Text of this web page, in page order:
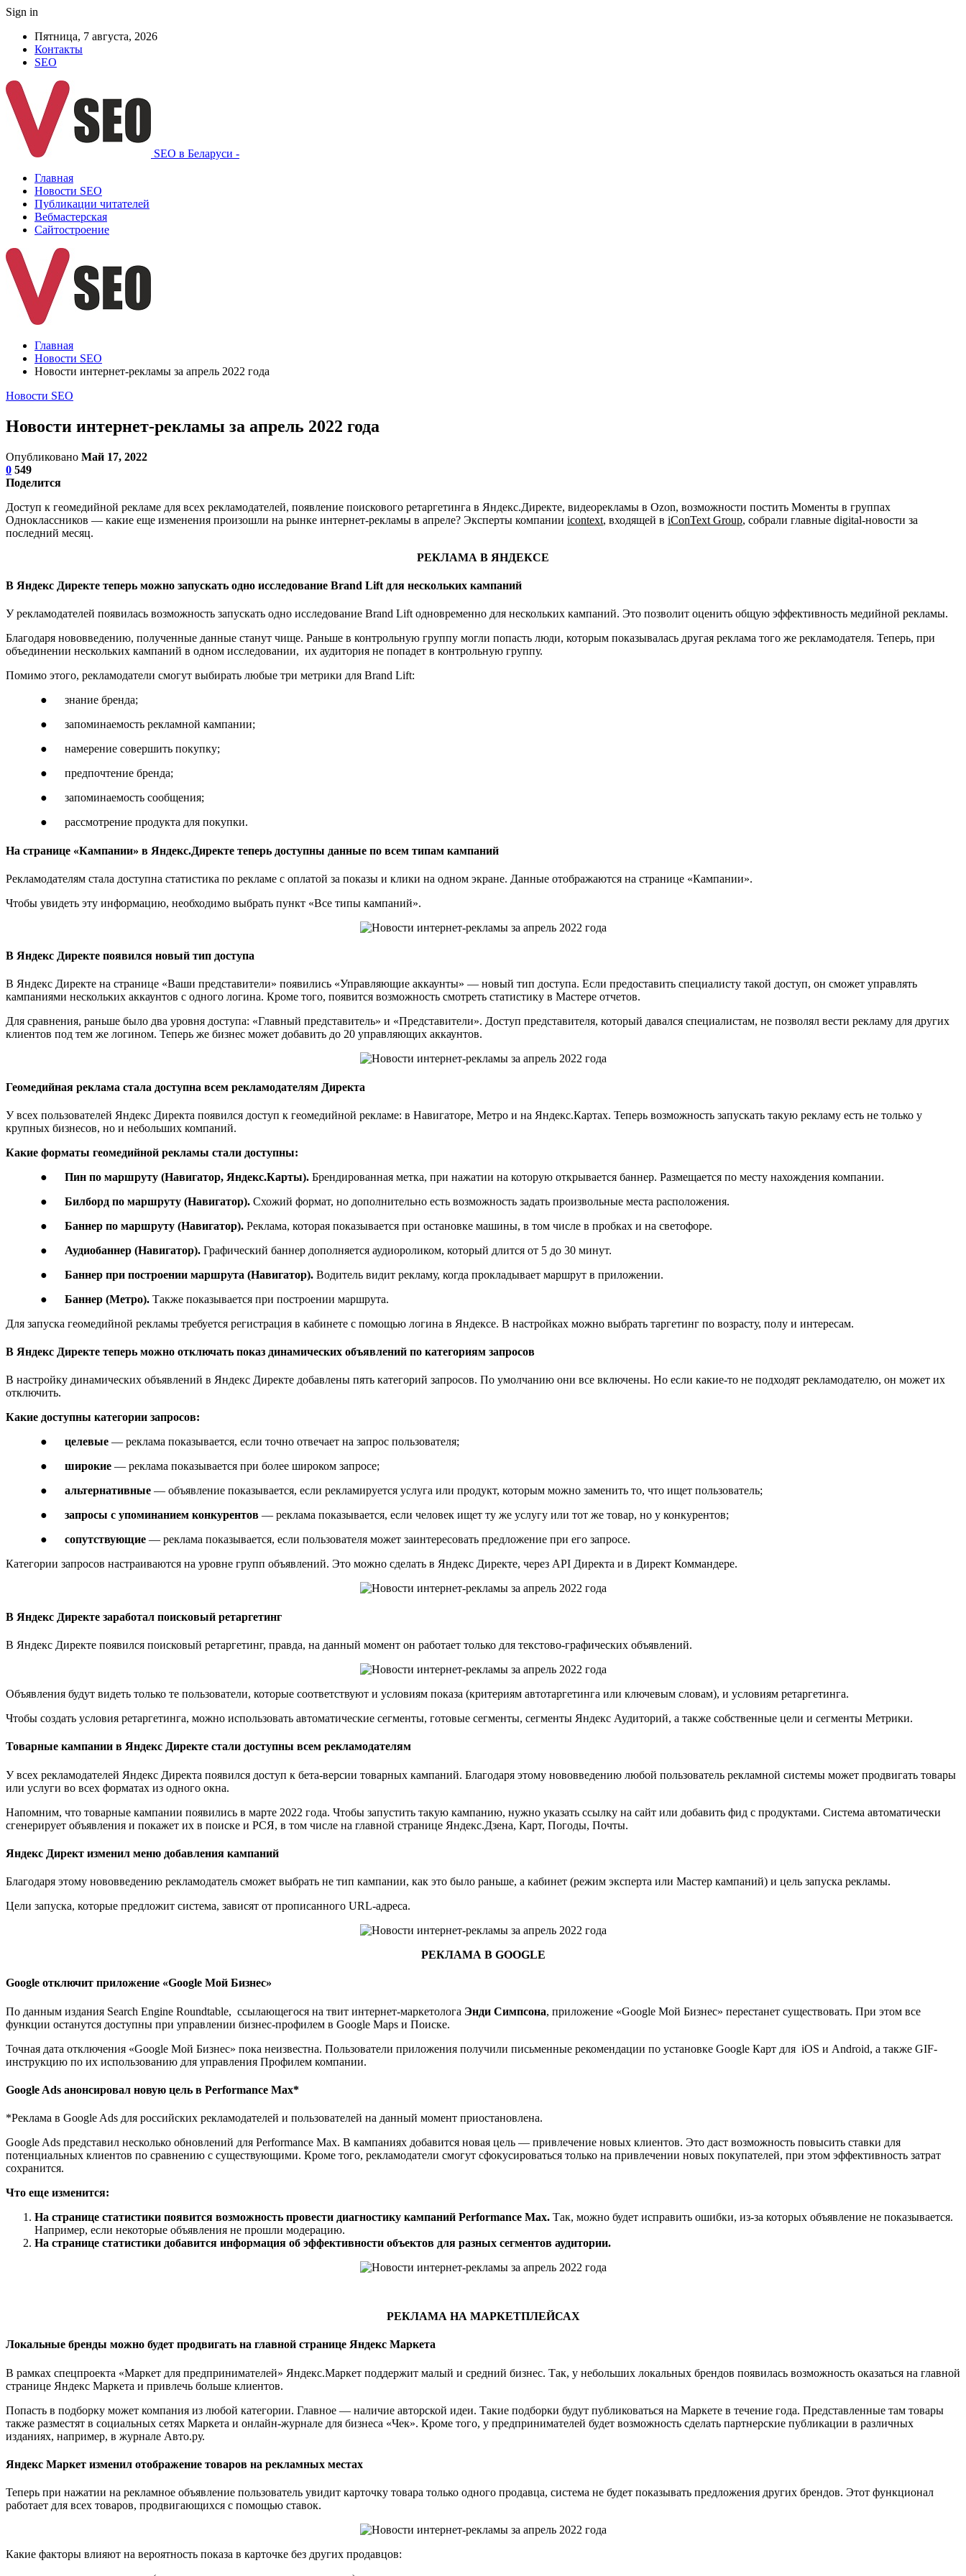
Sign in
Пятница, 7 августа, 2026
Контакты
SEO
SEO в Беларуси -
Главная
Новости SEO
Публикации читателей
Вебмастерская
Сайтостроение
Главная
Новости SEO
Новости интернет-рекламы за апрель 2022 года
Новости SEO
Новости интернет-рекламы за апрель 2022 года
Опубликовано Май 17, 2022
0 549
Поделится
Доступ к геомедийной рекламе для всех рекламодателей, появление поискового ретаргетинга в Яндекс.Директе, видеорекламы в Ozon, возможности постить Моменты в группах
Одноклассников — какие еще изменения произошли на рынке интернет-рекламы в апреле? Эксперты компании icontext, входящей в iConText Group, собрали главные digital-новости за
последний месяц.
РЕКЛАМА В ЯНДЕКСЕ
В Яндекс Директе теперь можно запускать одно исследование Brand Lift для нескольких кампаний
У рекламодателей появилась возможность запускать одно исследование Brand Lift одновременно для нескольких кампаний. Это позволит оценить общую эффективность медийной рекламы.
Благодаря нововведению, полученные данные станут чище. Раньше в контрольную группу могли попасть люди, которым показывалась другая реклама того же рекламодателя. Теперь, при
объединении нескольких кампаний в одном исследовании, их аудитория не попадет в контрольную группу.
Помимо этого, рекламодатели смогут выбирать любые три метрики для Brand Lift:
● знание бренда;
● запоминаемость рекламной кампании;
● намерение совершить покупку;
● предпочтение бренда;
● запоминаемость сообщения;
● рассмотрение продукта для покупки.
На странице «Кампании» в Яндекс.Директе теперь доступны данные по всем типам кампаний
Рекламодателям стала доступна статистика по рекламе с оплатой за показы и клики на одном экране. Данные отображаются на странице «Кампании».
Чтобы увидеть эту информацию, необходимо выбрать пункт «Все типы кампаний».
В Яндекс Директе появился новый тип доступа
В Яндекс Директе на странице «Ваши представители» появились «Управляющие аккаунты» — новый тип доступа. Если предоставить специалисту такой доступ, он сможет управлять
кампаниями нескольких аккаунтов с одного логина. Кроме того, появится возможность смотреть статистику в Мастере отчетов.
Для сравнения, раньше было два уровня доступа: «Главный представитель» и «Представители». Доступ представителя, который давался специалистам, не позволял вести рекламу для других
клиентов под тем же логином. Теперь же бизнес может добавить до 20 управляющих аккаунтов.
Геомедийная реклама стала доступна всем рекламодателям Директа
У всех пользователей Яндекс Директа появился доступ к геомедийной рекламе: в Навигаторе, Метро и на Яндекс.Картах. Теперь возможность запускать такую рекламу есть не только у
крупных бизнесов, но и небольших компаний.
Какие форматы геомедийной рекламы стали доступны:
● Пин по маршруту (Навигатор, Яндекс.Карты). Брендированная метка, при нажатии на которую открывается баннер. Размещается по месту нахождения компании.
● Билборд по маршруту (Навигатор). Схожий формат, но дополнительно есть возможность задать произвольные места расположения.
● Баннер по маршруту (Навигатор). Реклама, которая показывается при остановке машины, в том числе в пробках и на светофоре.
● Аудиобаннер (Навигатор). Графический баннер дополняется аудиороликом, который длится от 5 до 30 минут.
● Баннер при построении маршрута (Навигатор). Водитель видит рекламу, когда прокладывает маршрут в приложении.
● Баннер (Метро). Также показывается при построении маршрута.
Для запуска геомедийной рекламы требуется регистрация в кабинете с помощью логина в Яндексе. В настройках можно выбрать таргетинг по возрасту, полу и интересам.
В Яндекс Директе теперь можно отключать показ динамических объявлений по категориям запросов
В настройку динамических объявлений в Яндекс Директе добавлены пять категорий запросов. По умолчанию они все включены. Но если какие-то не подходят рекламодателю, он может их
отключить.
Какие доступны категории запросов:
● целевые — реклама показывается, если точно отвечает на запрос пользователя;
● широкие — реклама показывается при более широком запросе;
● альтернативные — объявление показывается, если рекламируется услуга или продукт, которым можно заменить то, что ищет пользователь;
● запросы с упоминанием конкурентов — реклама показывается, если человек ищет ту же услугу или тот же товар, но у конкурентов;
● сопутствующие — реклама показывается, если пользователя может заинтересовать предложение при его запросе.
Категории запросов настраиваются на уровне групп объявлений. Это можно сделать в Яндекс Директе, через API Директа и в Директ Коммандере.
В Яндекс Директе заработал поисковый ретаргетинг
В Яндекс Директе появился поисковый ретаргетинг, правда, на данный момент он работает только для текстово-графических объявлений.
Объявления будут видеть только те пользователи, которые соответствуют и условиям показа (критериям автотаргетинга или ключевым словам), и условиям ретаргетинга.
Чтобы создать условия ретаргетинга, можно использовать автоматические сегменты, готовые сегменты, сегменты Яндекс Аудиторий, а также собственные цели и сегменты Метрики.
Товарные кампании в Яндекс Директе стали доступны всем рекламодателям
У всех рекламодателей Яндекс Директа появился доступ к бета-версии товарных кампаний. Благодаря этому нововведению любой пользователь рекламной системы может продвигать товары
или услуги во всех форматах из одного окна.
Напомним, что товарные кампании появились в марте 2022 года. Чтобы запустить такую кампанию, нужно указать ссылку на сайт или добавить фид с продуктами. Система автоматически
сгенерирует объявления и покажет их в поиске и РСЯ, в том числе на главной странице Яндекс.Дзена, Карт, Погоды, Почты.
Яндекс Директ изменил меню добавления кампаний
Благодаря этому нововведению рекламодатель сможет выбрать не тип кампании, как это было раньше, а кабинет (режим эксперта или Мастер кампаний) и цель запуска рекламы.
Цели запуска, которые предложит система, зависят от прописанного URL-адреса.
РЕКЛАМА В GOOGLE
Google отключит приложение «Google Мой Бизнес»
По данным издания Search Engine Roundtable, ссылающегося на твит интернет-маркетолога Энди Симпсона, приложение «Google Мой Бизнес» перестанет существовать. При этом все
функции останутся доступны при управлении бизнес-профилем в Google Maps и Поиске.
Точная дата отключения «Google Мой Бизнес» пока неизвестна. Пользователи приложения получили письменные рекомендации по установке Google Карт для iOS и Android, а также GIF-
инструкцию по их использованию для управления Профилем компании.
Google Ads анонсировал новую цель в Performance Max*
*Реклама в Google Ads для российских рекламодателей и пользователей на данный момент приостановлена.
Google Ads представил несколько обновлений для Performance Max. В кампаниях добавится новая цель — привлечение новых клиентов. Это даст возможность повысить ставки для
потенциальных клиентов по сравнению с существующими. Кроме того, рекламодатели смогут сфокусироваться только на привлечении новых покупателей, при этом эффективность затрат
сохранится.
Что еще изменится:
На странице статистики появится возможность провести диагностику кампаний Performance Max. Так, можно будет исправить ошибки, из-за которых объявление не показывается.
Например, если некоторые объявления не прошли модерацию.
На странице статистики добавится информация об эффективности объектов для разных сегментов аудитории.
РЕКЛАМА НА МАРКЕТПЛЕЙСАХ
Локальные бренды можно будет продвигать на главной странице Яндекс Маркета
В рамках спецпроекта «Маркет для предпринимателей» Яндекс.Маркет поддержит малый и средний бизнес. Так, у небольших локальных брендов появилась возможность оказаться на главной
странице Яндекс Маркета и привлечь больше клиентов.
Попасть в подборку может компания из любой категории. Главное — наличие авторской идеи. Такие подборки будут публиковаться на Маркете в течение года. Представленные там товары
также разместят в социальных сетях Маркета и онлайн-журнале для бизнеса «Чек». Кроме того, у предпринимателей будет возможность сделать партнерские публикации в различных
изданиях, например, в журнале Авто.ру.
Яндекс Маркет изменил отображение товаров на рекламных местах
Теперь при нажатии на рекламное объявление пользователь увидит карточку товара только одного продавца, система не будет показывать предложения других брендов. Этот функционал
работает для всех товаров, продвигающихся с помощью ставок.
Какие факторы влияют на вероятность показа в карточке без других продавцов: